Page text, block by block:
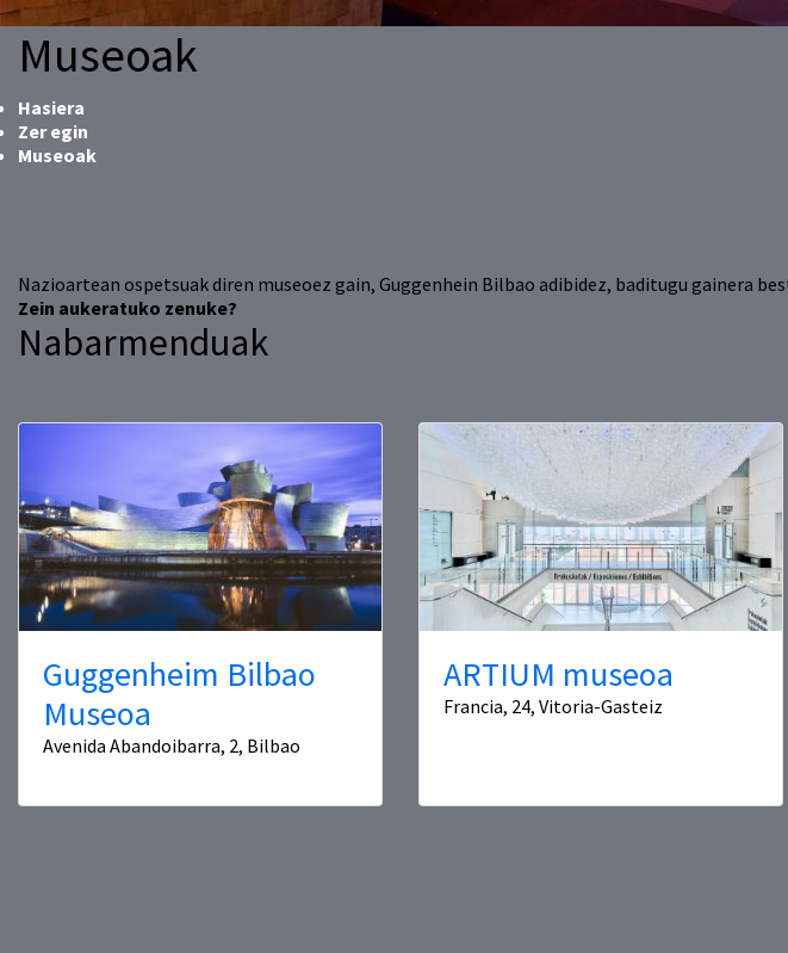
Museoak
Hasiera
Zer egin
Museoak
Nazioartean ospetsuak diren museoez gain, Guggenhein Bilbao adibidez, baditugu gainera
Zein aukeratuko zenuke?
Nabarmenduak
Guggenheim Bilbao
Museoa
Avenida Abandoibarra, 2, Bilbao
ARTIUM museoa
Francia, 24, Vitoria-Gasteiz